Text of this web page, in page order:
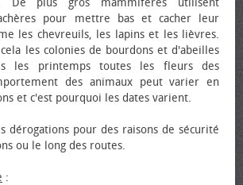
De plus gros mammifères utilisent
pour mettre bas et cacher leur
les chevreuils, les lapins et les lièvres.
les colonies de bourdons et d'abeilles
les printemps toutes les fleurs des
des animaux peut varier en
et c'est pourquoi les dates varient.
dérogations pour des raisons de sécurité
ou le long des routes.
: